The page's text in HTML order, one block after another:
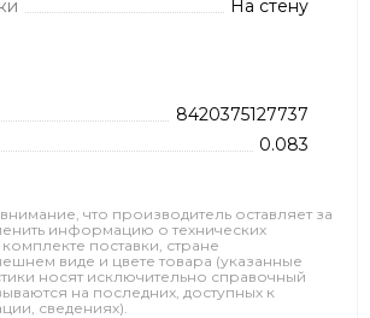
На стену
8420375127737
0.083
что производитель оставляет за
информацию о технических
комплекте поставки, стране
виде и цвете товара (указанные
носят исключительно справочный
на последних, доступных к
сведениях).